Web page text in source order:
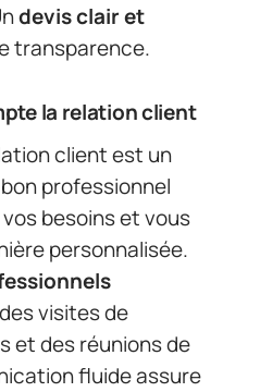
devis clair et
transparence.
la relation client
client est un
professionnel
besoins et vous
personnalisée.
visites de
et des réunions de
fluide assure